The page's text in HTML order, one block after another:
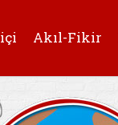
Akıl-Fikir